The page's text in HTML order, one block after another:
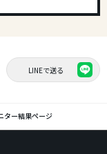
LINEで送る
ター結果ページ